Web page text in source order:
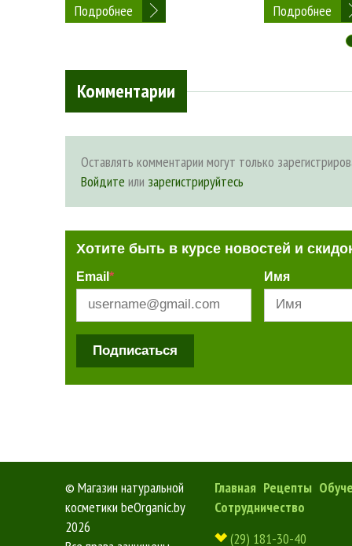
Подробнее
Подробнее
Комментарии
Оставлять комментарии могут только
Войдите или зарегистрируйтесь
Хотите быть в курсе новостей и
Email * Имя
Подписаться
© Магазин натуральной
косметики beOrganic.by
2026
Главная Рецепты
Сотрудничество
(29) 181-30-40